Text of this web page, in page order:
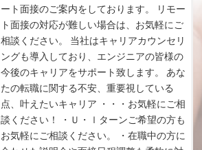
ート面接のご案内をしております。 リモー
ト面接の対応が難しい場合は、お気軽にご
相談ください。 当社はキャリアカウンセリ
ングも導入しており、エンジニアの皆様の
今後のキャリアをサポート致します。 あな
たの転職に関する不安、重要視している
点、叶えたいキャリア ・・・お気軽にご相
談ください！ ・Ｕ・ｌターンご希望の方も
お気軽にご相談ください。 ・在職中の方に